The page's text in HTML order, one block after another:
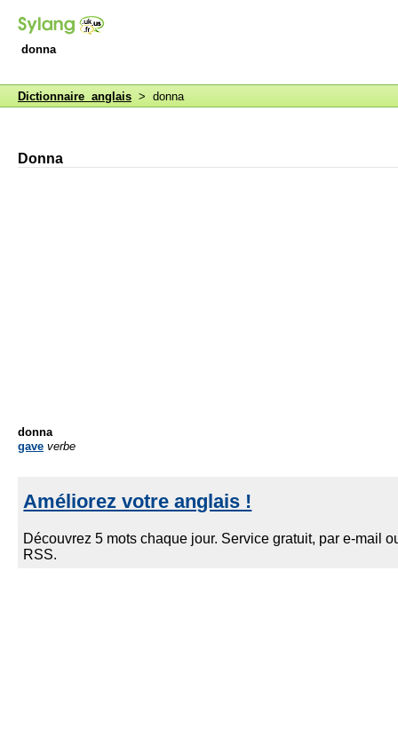
donna
Dictionnaire anglais > donna
Donna
donna
gave verbe